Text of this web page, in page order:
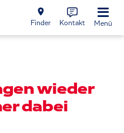
Finder Kontakt Menü
wieder
dabei